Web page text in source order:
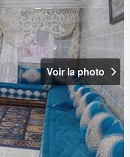
Voir la photo